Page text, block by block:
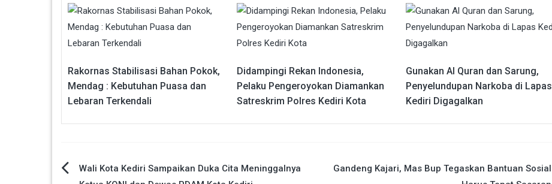
Rakornas Stabilisasi Bahan Pokok,
Mendag : Kebutuhan Puasa dan
Lebaran Terkendali
Didampingi Rekan Indonesia,
Pelaku Pengeroyokan Diamankan
Satreskrim Polres Kediri Kota
Gunakan Al Quran dan Sarung,
Penyelundupan Narkoba di Lapas
Kediri Digagalkan
Navigasi
Wali Kota Kediri Sampaikan Duka Cita Meninggalnya
Gandeng Kajari, Mas Bup Tegaskan Bantuan Sosial